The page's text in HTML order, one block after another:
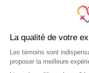
520, boulevard
local CS-012
Saint-Eustache